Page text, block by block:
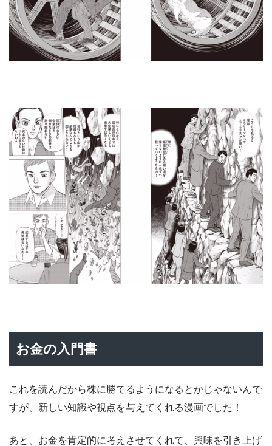
お金の入門書
これを読んだから株に勝てるようになるとかじゃないんで
すが、新しい知識や視点を与えてくれる漫画でした！
あと、お金を肯定的に考えさせてくれて、興味を引き上げ